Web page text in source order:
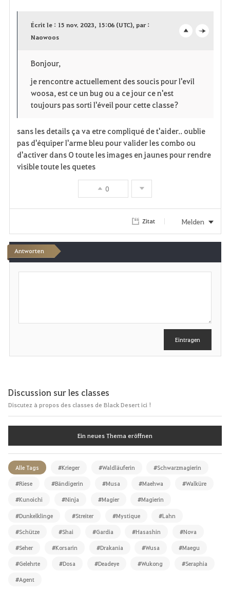
r
i
e
n
e
Écrit le : 15 nov. 2023, 15:06 (UTC), par :
Naowoos
Bonjour,
je rencontre actuellement des soucis pour l'evil
woosa, est ce un bug ou a ce jour ce n'est
toujours pas sorti l'éveil pour cette classe?
sans les details ça va etre compliqué de t'aider.. oublie
pas d'équiper l'arme bleu pour valider les combo ou
d'activer dans O toute les images en jaunes pour rendre
visible toute les quetes
0
Zitat Melden
Antworten
S
b
Eintragen
Discussion sur les classes
Discutez à propos des classes de Black Desert ici !
Ein neues Thema eröffnen
Alle Tags #Krieger #Waldläuferin #Schwarzmagierin
#Riese #Bändigerin #Musa #Maehwa #Walküre
#Kunoichi #Ninja #Magier #Magierin
#Dunkelklinge #Streiter #Mystique #Lahn
#Schütze #Shai #Gardia #Hasashin #Nova
#Seher #Korsarin #Drakania #Wusa #Maegu
#Gelehrte #Dosa #Deadeye #Wukong #Seraphia
#Agent